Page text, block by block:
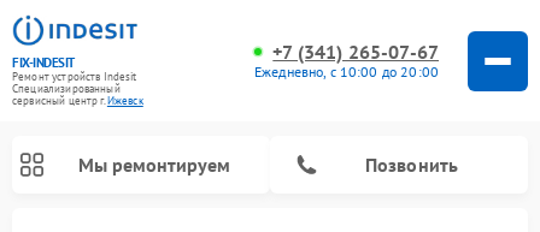
FIX-INDESIT
Ремонт устройств Indesit
Специализированный
cервисный центр г.Ижевск
+7 (341) 265-07-67
Ежедневно, с 10:00 до 20:00
Мы ремонтируем Позвонить